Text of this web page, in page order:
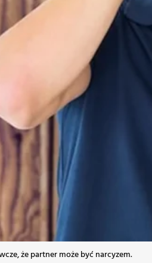
że partner może być narcyzem.